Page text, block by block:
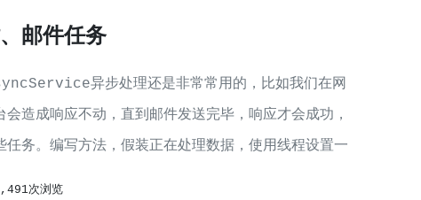
邮件任务
异步处理还是非常常用的，比如我们在网
造成响应不动，直到邮件发送完毕，响应才会成功，
务。编写方法，假装正在处理数据，使用线程设置一
次浏览